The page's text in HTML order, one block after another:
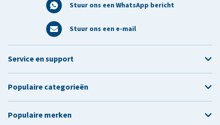
Stuur ons een WhatsApp bericht
Stuur ons een e-mail
Service en support
Populaire categorieën
Populaire merken